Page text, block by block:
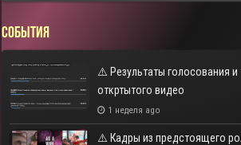
СОБЫТИЯ
⚠️ Результаты голосования
откртытого видео
1 неделя ago
⚠️ Кадры из предстоящего